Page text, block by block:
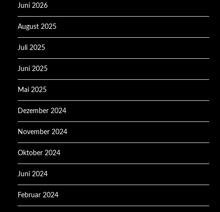
Juni 2026
August 2025
Juli 2025
Juni 2025
Mai 2025
Dezember 2024
November 2024
Oktober 2024
Juni 2024
Februar 2024